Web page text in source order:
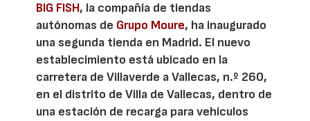
BIG FISH, la compañía de tiendas
autónomas de Grupo Moure, ha inaugurado
una segunda tienda en Madrid. El nuevo
establecimiento está ubicado en la
carretera de Villaverde a Vallecas, n.º 260,
en el distrito de Villa de Vallecas, dentro de
una estación de recarga para vehículos